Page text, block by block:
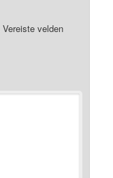
Vereiste velden